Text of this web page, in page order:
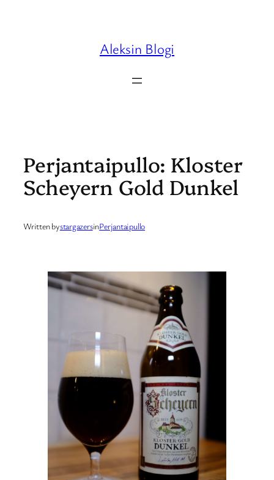
Aleksin Blogi
Perjantaipullo: Kloster
Scheyern Gold Dunkel
Written bystargazersinPerjantaipullo